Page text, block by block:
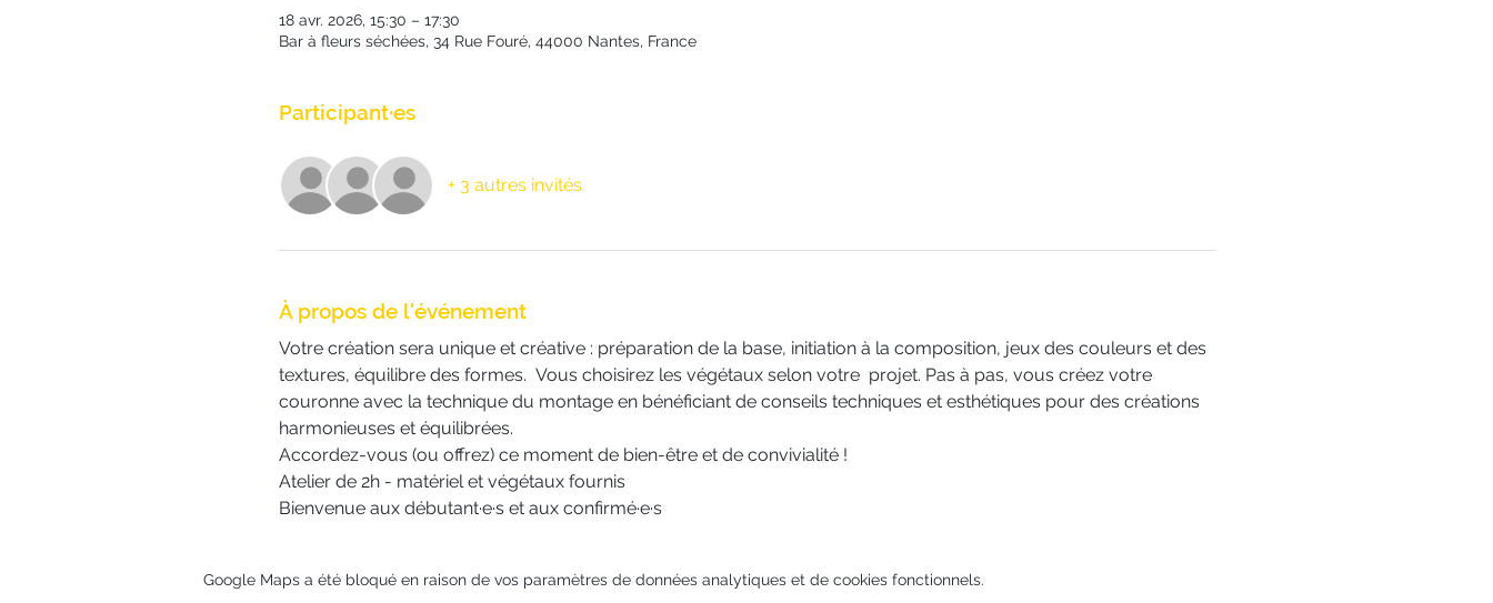
18 avr. 2026, 15:30 – 17:30
Bar à fleurs séchées, 34 Rue Fouré, 44000 Nantes, France
Participant·es
+ 3 autres invités
À propos de l'événement
Votre création sera unique et créative : préparation de la base, initiation à la composition, jeux des couleurs et des
textures, équilibre des formes.  Vous choisirez les végétaux selon votre  projet. Pas à pas, vous créez votre
couronne avec la technique du montage en bénéficiant de conseils techniques et esthétiques pour des créations
harmonieuses et équilibrées.
Accordez-vous (ou offrez) ce moment de bien-être et de convivialité !
Atelier de 2h - matériel et végétaux fournis
Bienvenue aux débutant·e·s et aux confirmé·e·s
Google Maps a été bloqué en raison de vos paramètres de données analytiques et de cookies fonctionnels.